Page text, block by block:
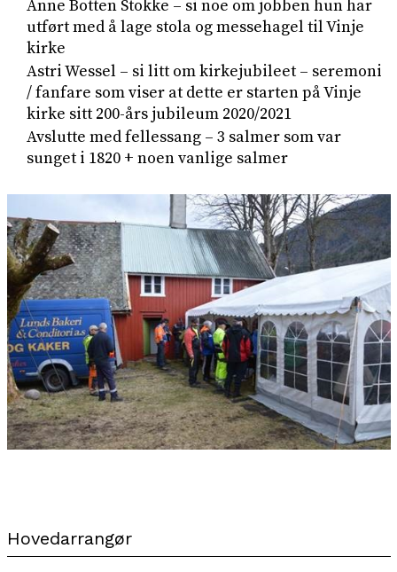
Anne Botten Stokke – si noe om jobben hun har
utført med å lage stola og messehagel til Vinje
kirke
Astri Wessel – si litt om kirkejubileet – seremoni
/ fanfare som viser at dette er starten på Vinje
kirke sitt 200-års jubileum 2020/2021
Avslutte med fellessang – 3 salmer som var
sunget i 1820 + noen vanlige salmer
Hovedarrangør